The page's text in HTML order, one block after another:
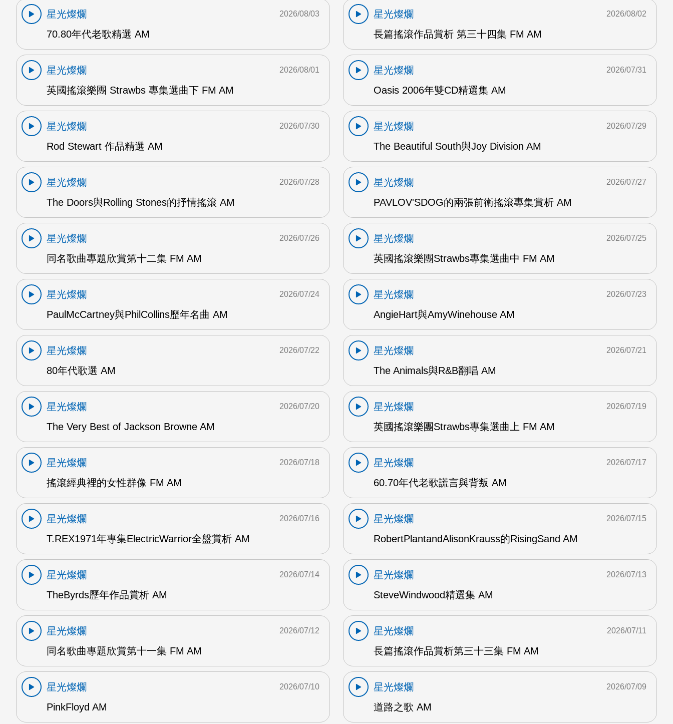
星光燦爛
70.80年代老歌精選 AM
2026/08/03
星光燦爛
長篇搖滾作品賞析 第三十四集 FM AM
2026/08/02
星光燦爛
英國搖滾樂團 Strawbs 專集選曲下 FM AM
2026/08/01
星光燦爛
Oasis 2006年雙CD精選集 AM
2026/07/31
星光燦爛
Rod Stewart 作品精選 AM
2026/07/30
星光燦爛
The Beautiful South與Joy Division AM
2026/07/29
星光燦爛
The Doors與Rolling Stones的抒情搖滾 AM
2026/07/28
星光燦爛
PAVLOV'SDOG的兩張前衛搖滾專集賞析 AM
2026/07/27
星光燦爛
同名歌曲專題欣賞第十二集 FM AM
2026/07/26
星光燦爛
英國搖滾樂團Strawbs專集選曲中 FM AM
2026/07/25
星光燦爛
PaulMcCartney與PhilCollins歷年名曲 AM
2026/07/24
星光燦爛
AngieHart與AmyWinehouse AM
2026/07/23
星光燦爛
80年代歌選 AM
2026/07/22
星光燦爛
The Animals與R&B翻唱 AM
2026/07/21
星光燦爛
The Very Best of Jackson Browne AM
2026/07/20
星光燦爛
英國搖滾樂團Strawbs專集選曲上 FM AM
2026/07/19
星光燦爛
搖滾經典裡的女性群像 FM AM
2026/07/18
星光燦爛
60.70年代老歌謊言與背叛 AM
2026/07/17
星光燦爛
T.REX1971年專集ElectricWarrior全盤賞析 AM
2026/07/16
星光燦爛
RobertPlantandAlisonKrauss的RisingSand AM
2026/07/15
星光燦爛
TheByrds歷年作品賞析 AM
2026/07/14
星光燦爛
SteveWindwood精選集 AM
2026/07/13
星光燦爛
同名歌曲專題欣賞第十一集 FM AM
2026/07/12
星光燦爛
長篇搖滾作品賞析第三十三集 FM AM
2026/07/11
星光燦爛
PinkFloyd AM
2026/07/10
星光燦爛
道路之歌 AM
2026/07/09